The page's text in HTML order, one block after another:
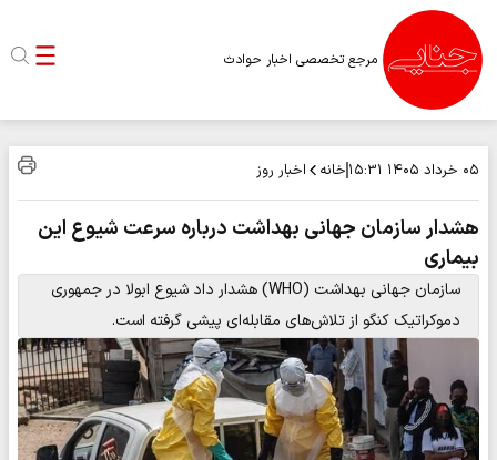
مرجع تخصصی اخبار حوادث
۰۵ خرداد ۱۴۰۵ ۱۵:۳۱ خانه اخبار روز
هشدار سازمان جهانی بهداشت درباره سرعت شیوع این
بیماری
سازمان جهانی بهداشت (WHO) هشدار داد شیوع ابولا در جمهوری
دموکراتیک کنگو از تلاش‌های مقابله‌ای پیشی گرفته است.